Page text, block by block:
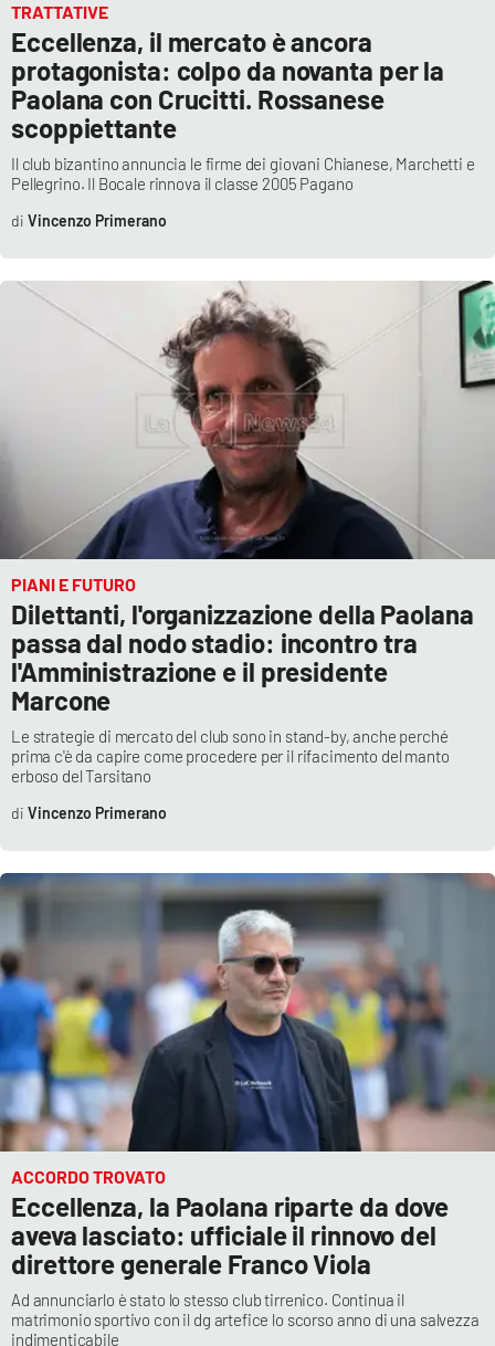
TRATTATIVE
Eccellenza, il mercato è ancora
protagonista: colpo da novanta per la
Paolana con Crucitti. Rossanese
scoppiettante
Il club bizantino annuncia le firme dei giovani Chianese, Marchetti e
Pellegrino. Il Bocale rinnova il classe 2005 Pagano
Vincenzo Primerano
PIANI E FUTURO
Dilettanti, l'organizzazione della Paolana
passa dal nodo stadio: incontro tra
l'Amministrazione e il presidente
Marcone
Le strategie di mercato del club sono in stand-by, anche perché
prima c'è da capire come procedere per il rifacimento del manto
erboso del Tarsitano
Vincenzo Primerano
ACCORDO TROVATO
Eccellenza, la Paolana riparte da dove
aveva lasciato: ufficiale il rinnovo del
direttore generale Franco Viola
Ad annunciarlo è stato lo stesso club tirrenico. Continua il
matrimonio sportivo con il dg artefice lo scorso anno di una salvezza
indimenticabile